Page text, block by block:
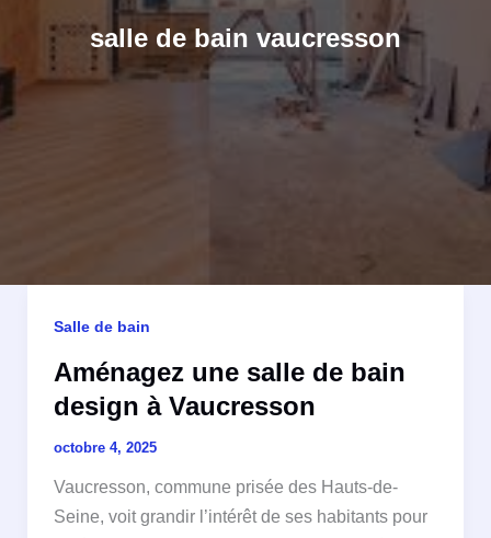
salle de bain vaucresson
Salle de bain
Aménagez une salle de bain
design à Vaucresson
octobre 4, 2025
Vaucresson, commune prisée des Hauts-de-
Seine, voit grandir l’intérêt de ses habitants pour